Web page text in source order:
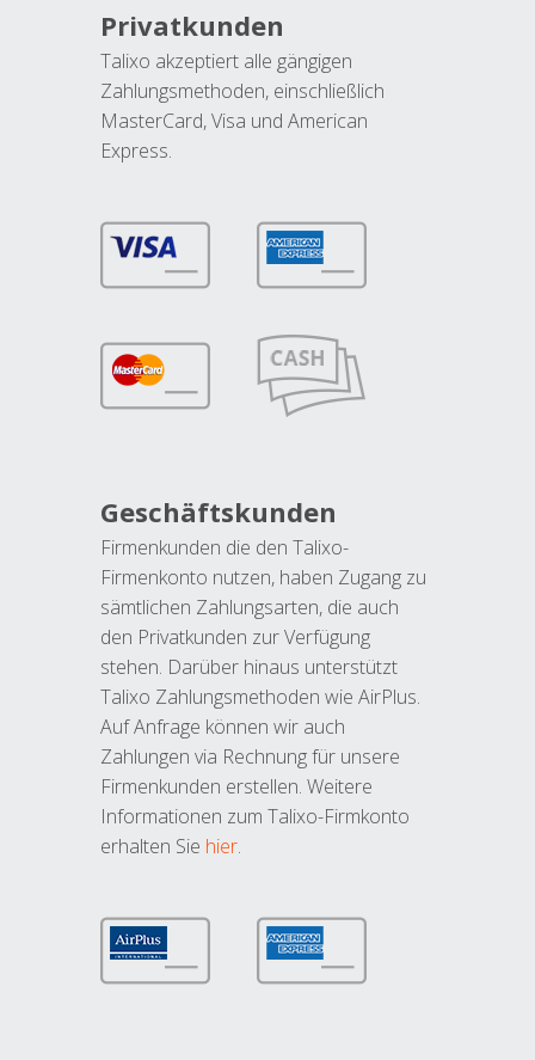
Privatkunden
Talixo akzeptiert alle gängigen
Zahlungsmethoden, einschließlich
MasterCard, Visa und American
Express.
Geschäftskunden
Firmenkunden die den Talixo-
Firmenkonto nutzen, haben Zugang zu
sämtlichen Zahlungsarten, die auch
den Privatkunden zur Verfügung
stehen. Darüber hinaus unterstützt
Talixo Zahlungsmethoden wie AirPlus.
Auf Anfrage können wir auch
Zahlungen via Rechnung für unsere
Firmenkunden erstellen. Weitere
Informationen zum Talixo-Firmkonto
erhalten Sie hier.